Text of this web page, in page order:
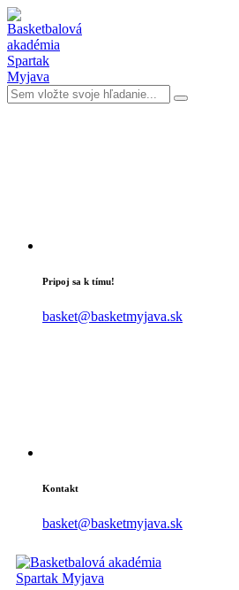
Pripoj sa k tímu!
basket@basketmyjava.sk
Kontakt
basket@basketmyjava.sk